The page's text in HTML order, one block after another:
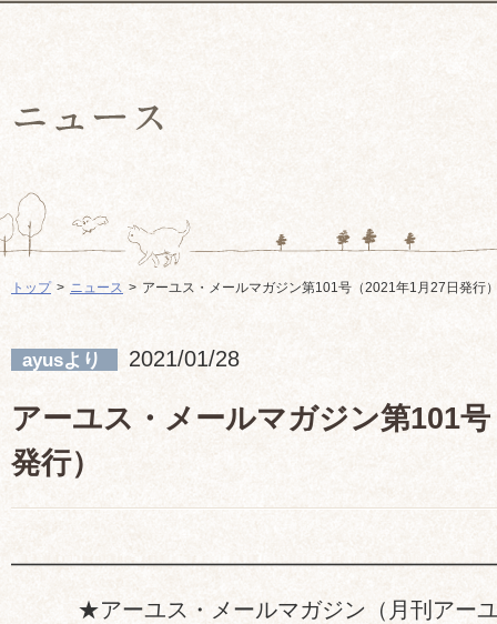
トップ ニュース アーユス・メールマガジン第101号（2021年1月27日発行
ayusより 2021/01/28
アーユス・メールマガジン第101
発行）
★アーユス・メールマガジン（月刊アー